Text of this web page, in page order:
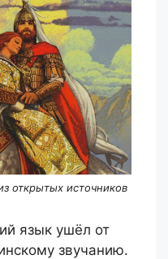
открытых источников
язык ушёл от
звучанию.